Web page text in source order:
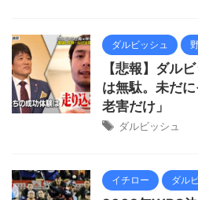
ダルビッシュ
【悲報】ダル
は無駄。未だ
老害だけ」
ダルビッシュ
イチロー ダル